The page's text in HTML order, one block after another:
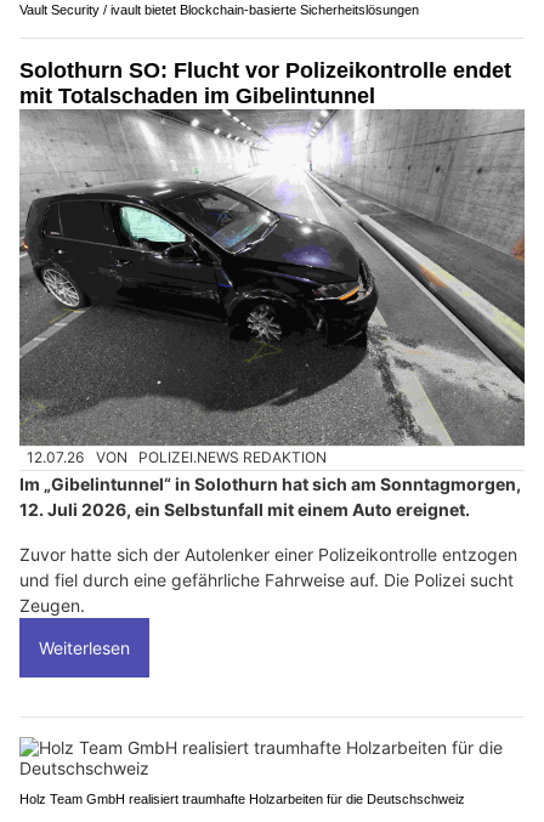
Vault Security / ivault bietet Blockchain-basierte Sicherheitslösungen
Solothurn SO: Flucht vor Polizeikontrolle endet
mit Totalschaden im Gibelintunnel
12.07.26 VON POLIZEI.NEWS REDAKTION
Im „Gibelintunnel“ in Solothurn hat sich am Sonntagmorgen,
12. Juli 2026, ein Selbstunfall mit einem Auto ereignet.
Zuvor hatte sich der Autolenker einer Polizeikontrolle entzogen
und fiel durch eine gefährliche Fahrweise auf. Die Polizei sucht
Zeugen.
Weiterlesen
Holz Team GmbH realisiert traumhafte Holzarbeiten für die Deutschschweiz